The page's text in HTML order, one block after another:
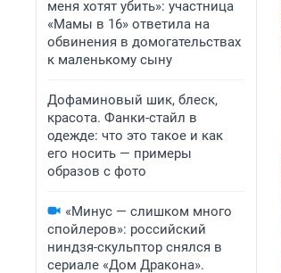
меня хотят убить»: участница
«Мамы в 16» ответила на
обвинения в домогательствах
к маленькому сыну
Дофаминовый шик, блеск,
красота. Фанки-стайл в
одежде: что это такое и как
его носить — примеры
образов с фото
«Минус — слишком много
спойлеров»: российский
ниндзя-скульптор снялся в
сериале «Дом Дракона».